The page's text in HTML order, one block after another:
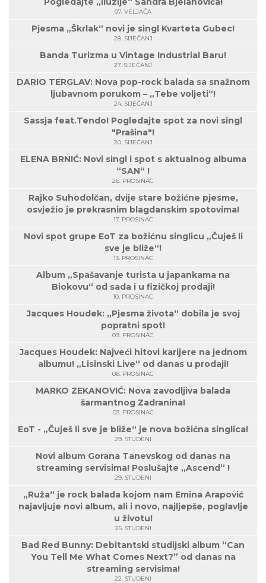
07. VELJAČA
Pjesma „Škrlak“ novi je singl Kvarteta Gubec!
28. SIJEČANJ
Banda Turizma u Vintage Industrial Baru!
27. SIJEČANJ
DARIO TERGLAV: Nova pop-rock balada sa snažnom
ljubavnom porukom – „Tebe voljeti“!
24. SIJEČANJ
Sassja feat.Tendo! Pogledajte spot za novi singl
"Prašina"!
20. SIJEČANJ
ELENA BRNIĆ: Novi singl i spot s aktualnog albuma
“SAN“ !
26. PROSINAC
Rajko Suhodolčan, dvije stare božićne pjesme,
osvježio je prekrasnim blagdanskim spotovima!
17. PROSINAC
Novi spot grupe EoT za božićnu singlicu „Čuješ li
sve je bliže“!
13. PROSINAC
Album „Spašavanje turista u japankama na
Biokovu“ od sada i u fizičkoj prodaji!
10. PROSINAC
Jacques Houdek: „Pjesma života“ dobila je svoj
popratni spot!
09. PROSINAC
Jacques Houdek: Najveći hitovi karijere na jednom
albumu! „Lisinski Live“ od danas u prodaji!
06. PROSINAC
MARKO ZEKANOVIĆ: Nova zavodljiva balada
šarmantnog Zadranina!
03. PROSINAC
EoT - „Čuješ li sve je bliže“ je nova božićna singlica!
29. STUDENI
Novi album Gorana Tanevskog od danas na
streaming servisima! Poslušajte „Ascend“ !
29. STUDENI
„Ruža“ je rock balada kojom nam Emina Arapović
najavljuje novi album, ali i novo, najljepše, poglavlje
u životu!
25. STUDENI
Bad Red Bunny: Debitantski studijski album “Can
You Tell Me What Comes Next?” od danas na
streaming servisima!
22. STUDENI